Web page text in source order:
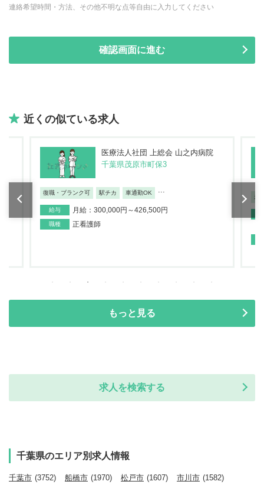
連絡希望時間・方法、その他不明な点等自由に入力してください
近くの似ている求人
医療法人社団 上総会 山之内病院
千葉県茂原市町保3
復職・ブランク可 駅チカ 車通勤OK
給与 月給：300,000円～426,500円
職種 正看護師
未
もっと見る
求人を検索する
千葉県のエリア別求人情報
千葉市 (3752) 船橋市 (1970) 松戸市 (1607) 市川市 (1582)